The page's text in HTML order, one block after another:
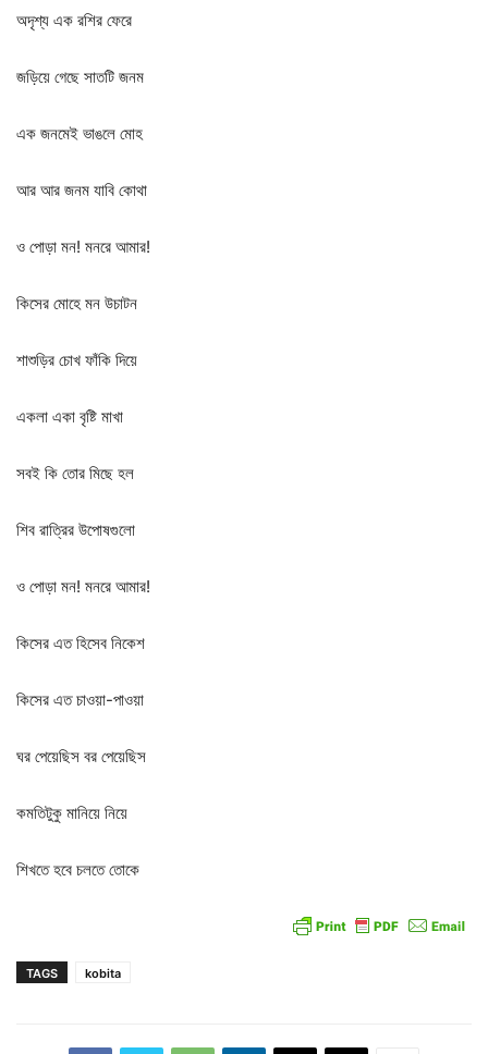
অদৃশ্য এক রশির ফেরে
জড়িয়ে গেছে সাতটি জনম
এক জনমেই ভাঙলে মোহ
আর আর জনম যাবি কোথা
ও পোড়া মন! মনরে আমার!
কিসের মোহে মন উচাটন
শাশুড়ির চোখ ফাঁকি দিয়ে
একলা একা বৃষ্টি মাখা
সবই কি তোর মিছে হল
শিব রাত্রির উপোষগুলো
ও পোড়া মন! মনরে আমার!
কিসের এত হিসেব নিকেশ
কিসের এত চাওয়া-পাওয়া
ঘর পেয়েছিস বর পেয়েছিস
কমতিটুকু মানিয়ে নিয়ে
শিখতে হবে চলতে তোকে
TAGS kobita